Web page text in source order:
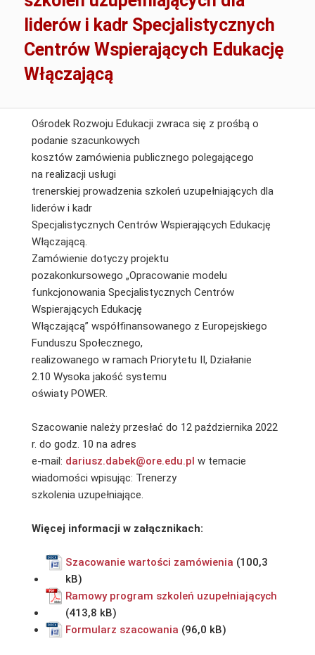
liderów i kadr Specjalistycznych
Centrów Wspierających Edukację
Włączającą
Ośrodek Rozwoju Edukacji zwraca się z prośbą o
podanie szacunkowych
kosztów zamówienia publicznego polegającego
na realizacji usługi
trenerskiej prowadzenia szkoleń uzupełniających dla
liderów i kadr
Specjalistycznych Centrów Wspierających Edukację
Włączającą.
Zamówienie dotyczy projektu
pozakonkursowego „Opracowanie modelu
funkcjonowania Specjalistycznych Centrów
Wspierających Edukację
Włączającą” współfinansowanego z Europejskiego
Funduszu Społecznego,
realizowanego w ramach Priorytetu II, Działanie
2.10 Wysoka jakość systemu
oświaty POWER.
Szacowanie należy przesłać do 12 października 2022
r. do godz. 10 na adres
e-mail: dariusz.dabek@ore.edu.pl w temacie
wiadomości wpisując: Trenerzy
szkolenia uzupełniające.
Więcej informacji w załącznikach:
Szacowanie wartości zamówienia
Ramowy program szkoleń uzupełniających
Formularz szacowania